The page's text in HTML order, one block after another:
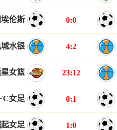
伦斯 0:0
水银 4:2
女篮 23:12
女足 0:1
女足 1:0